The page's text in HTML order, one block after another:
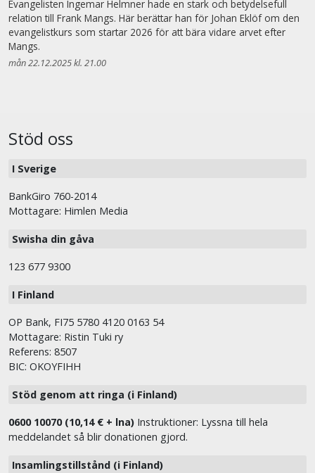
Evangelisten Ingemar Helmner hade en stark och betydelsefull
relation till Frank Mangs. Här berättar han för Johan Eklöf om den
evangelistkurs som startar 2026 för att bära vidare arvet efter
Mangs.
mån 22.12.2025 kl. 21.00
Stöd oss
I Sverige
BankGiro 760-2014
Mottagare: Himlen Media
Swisha din gåva
123 677 9300
I Finland
OP Bank, FI75 5780 4120 0163 54
Mottagare: Ristin Tuki ry
Referens: 8507
BIC: OKOYFIHH
Stöd genom att ringa (i Finland)
0600 10070 (10,14 € + lna) Instruktioner: Lyssna till hela
meddelandet så blir donationen gjord.
Insamlingstillstånd (i Finland)